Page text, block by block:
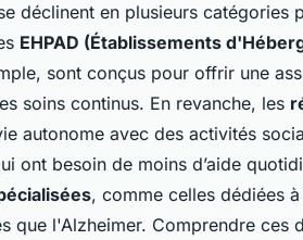
déclinent en plusieurs catégories
EHPAD (Établissements
sont conçus pour offrir une
soins continus. En revanche, les
autonome avec des activités
ont besoin de moins d’aide
, comme celles dédiées
que l'Alzheimer. Comprendre ces